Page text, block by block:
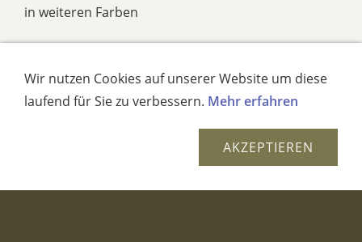
in weiteren Farben
Maxiteelichter
Wir nutzen Cookies auf unserer Website um diese
laufend für Sie zu verbessern. Mehr erfahren
AKZEPTIEREN